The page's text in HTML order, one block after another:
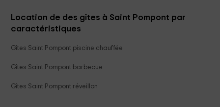
Location de des gîtes à Saint Pompont par
caractéristiques
Gîtes Saint Pompont piscine chauffée
Gîtes Saint Pompont barbecue
Gîtes Saint Pompont réveillon